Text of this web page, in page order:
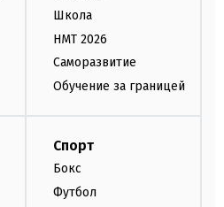
Школа
НМТ 2026
Саморазвитие
Обучение за границей
Спорт
Бокс
Футбол